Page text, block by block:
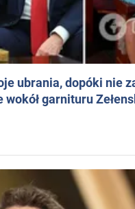
ubrania, dopóki nie
garnituru